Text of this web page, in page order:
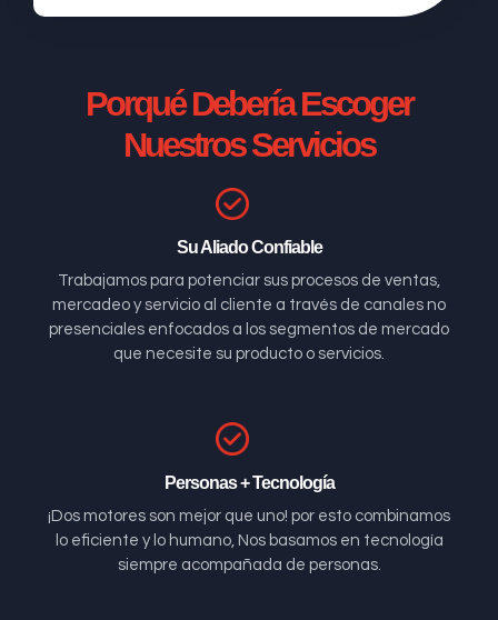
Porqué Debería Escoger
Nuestros Servicios
Su Aliado Confiable
Trabajamos para potenciar sus procesos de ventas,
mercadeo y servicio al cliente a través de canales no
presenciales enfocados a los segmentos de mercado
que necesite su producto o servicios.
Personas + Tecnología
¡Dos motores son mejor que uno! por esto combinamos
lo eficiente y lo humano, Nos basamos en tecnología
siempre acompañada de personas.